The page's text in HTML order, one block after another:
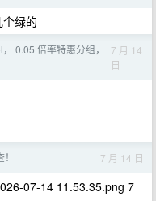
绿的
0.05 倍率特惠分组，
7 月 14
日
7 月 14 日
07-14 11.53.35.png 7